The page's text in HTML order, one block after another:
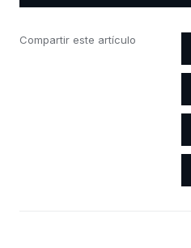
Compartir este artículo